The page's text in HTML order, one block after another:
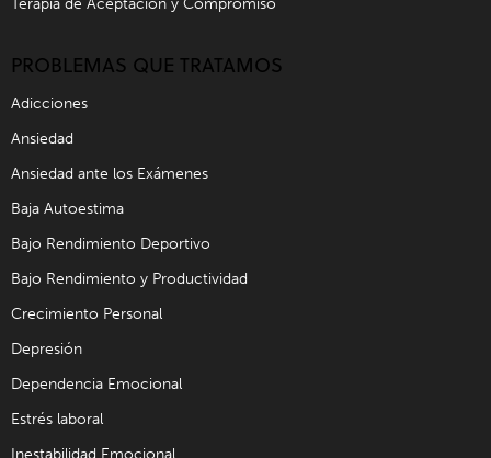
PROBLEMAS QUE TRATAMOS
Adicciones
Ansiedad
Ansiedad ante los Exámenes
Baja Autoestima
Bajo Rendimiento Deportivo
Bajo Rendimiento y Productividad
Crecimiento Personal
Depresión
Dependencia Emocional
Estrés laboral
Inestabilidad Emocional